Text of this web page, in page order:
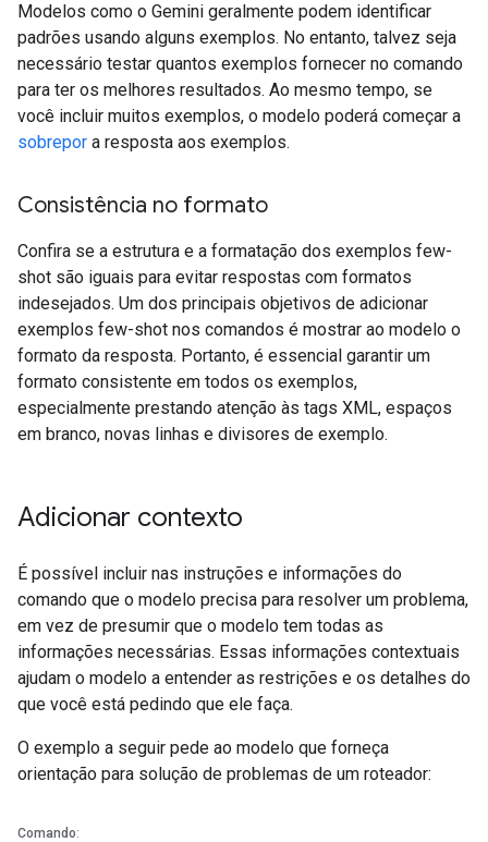
Modelos como o Gemini geralmente podem identificar
padrões usando alguns exemplos. No entanto, talvez seja
necessário testar quantos exemplos fornecer no comando
para ter os melhores resultados. Ao mesmo tempo, se
você incluir muitos exemplos, o modelo poderá começar a
sobrepor a resposta aos exemplos.
Consistência no formato
Confira se a estrutura e a formatação dos exemplos few-
shot são iguais para evitar respostas com formatos
indesejados. Um dos principais objetivos de adicionar
exemplos few-shot nos comandos é mostrar ao modelo o
formato da resposta. Portanto, é essencial garantir um
formato consistente em todos os exemplos,
especialmente prestando atenção às tags XML, espaços
em branco, novas linhas e divisores de exemplo.
Adicionar contexto
É possível incluir nas instruções e informações do
comando que o modelo precisa para resolver um problema,
em vez de presumir que o modelo tem todas as
informações necessárias. Essas informações contextuais
ajudam o modelo a entender as restrições e os detalhes do
que você está pedindo que ele faça.
O exemplo a seguir pede ao modelo que forneça
orientação para solução de problemas de um roteador:
Comando: